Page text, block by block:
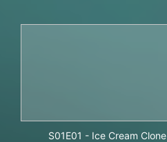
S01E01 - Ice Cream Clone